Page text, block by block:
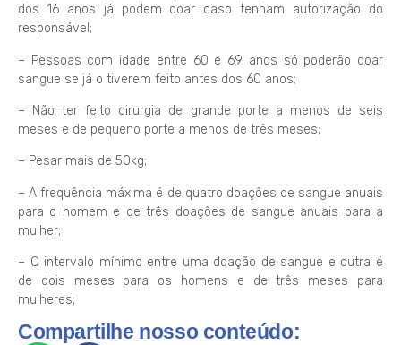
dos 16 anos já podem doar caso tenham autorização do
responsável;
– Pessoas com idade entre 60 e 69 anos só poderão doar
sangue se já o tiverem feito antes dos 60 anos;
– Não ter feito cirurgia de grande porte a menos de seis
meses e de pequeno porte a menos de três meses;
– Pesar mais de 50kg;
– A frequência máxima é de quatro doações de sangue anuais
para o homem e de três doações de sangue anuais para a
mulher;
– O intervalo mínimo entre uma doação de sangue e outra é
de dois meses para os homens e de três meses para
mulheres;
Compartilhe nosso conteúdo: